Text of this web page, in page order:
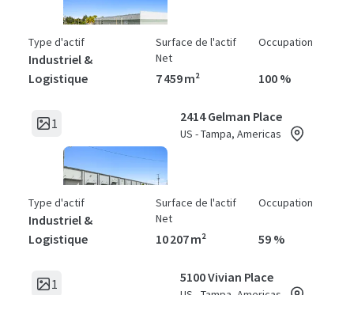
Type d'actif
Industriel &
Logistique
Surface de l'actif
Net
7 459 m²
Occupation
100 %
1 2414 Gelman Place
US - Tampa, Americas
Type d'actif
Industriel &
Logistique
Surface de l'actif
Net
10 207 m²
Occupation
59 %
1 5100 Vivian Place
US - Tampa, Americas